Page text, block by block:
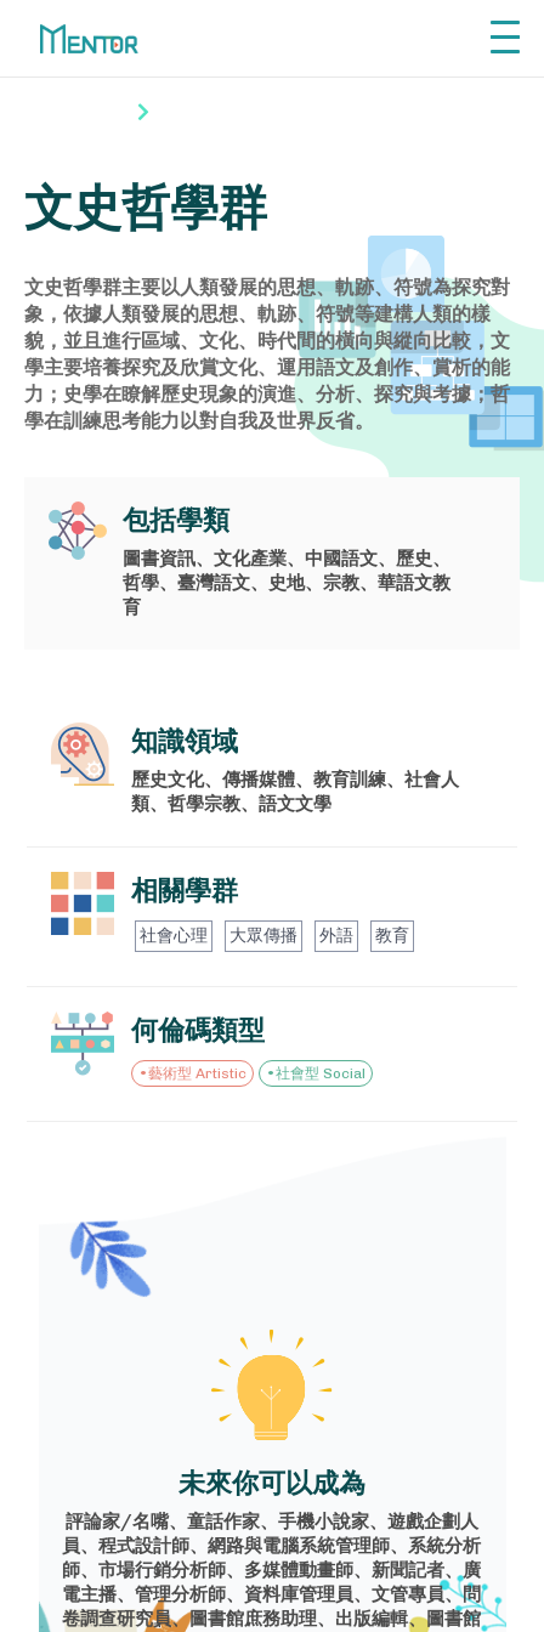
Explore
先了解自己喜歡的工作領域、再探索
功倍！
Self - Directed
Learning
門拓教你如何規劃、撰寫自主學習計
VIEW ALL
我的資料
我的課程
兌換中心
登出
文史哲學群
文史哲學群主要以人類發展的思想、軌跡、符號為探究對
象，依據人類發展的思想、軌跡、符號等建構人類的樣
貌，並且進行區域、文化、時代間的橫向與縱向比較，文
學主要培養探究及欣賞文化、運用語文及創作、賞析的能
力；史學在瞭解歷史現象的演進、分析、探究與考據；哲
學在訓練思考能力以對自我及世界反省。
包括學類
圖書資訊、文化產業、中國語文、歷史、
哲學、臺灣語文、史地、宗教、華語文教
育
知識領域
歷史文化、傳播媒體、教育訓練、社會人
類、哲學宗教、語文文學
相關學群
社會心理 大眾傳播 外語 教育
何倫碼類型
藝術型 Artistic 社會型 Social
未來你可以成為
評論家/名嘴、童話作家、手機小說家、遊戲企劃人
員、程式設計師、網路與電腦系統管理師、系統分析
師、市場行銷分析師、多媒體動畫師、新聞記者、廣
電主播、管理分析師、資料庫管理員、文管專員、問
卷調查研究員、圖書館庶務助理、出版編輯、圖書館